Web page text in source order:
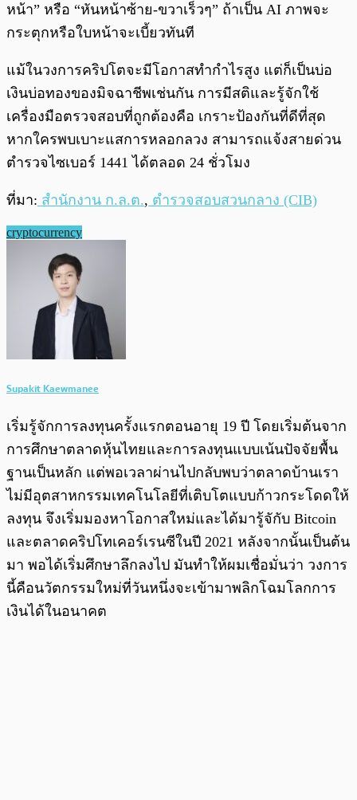
หน้า” หรือ “หันหน้าซ้าย-ขวาเร็วๆ” ถ้าเป็น AI ภาพจะ
กระตุกหรือใบหน้าจะเบี้ยวทันที
แม้ในวงการคริปโตจะมีโอกาสทำกำไรสูง แต่ก็เป็นบ่อ
เงินบ่อทองของมิจฉาชีพเช่นกัน การมีสติและรู้จักใช้
เครื่องมือตรวจสอบที่ถูกต้องคือ เกราะป้องกันที่ดีที่สุด
หากใครพบเบาะแสการหลอกลวง สามารถแจ้งสายด่วน
ตำรวจไซเบอร์ 1441 ได้ตลอด 24 ชั่วโมง
ที่มา: สำนักงาน ก.ล.ต., ตำรวจสอบสวนกลาง (CIB)
cryptocurrency
Supakit Kaewmanee
เริ่มรู้จักการลงทุนครั้งแรกตอนอายุ 19 ปี โดยเริ่มต้นจาก
การศึกษาตลาดหุ้นไทยและการลงทุนแบบเน้นปัจจัยพื้น
ฐานเป็นหลัก แต่พอเวลาผ่านไปกลับพบว่าตลาดบ้านเรา
ไม่มีอุตสาหกรรมเทคโนโลยีที่เติบโตแบบก้าวกระโดดให้
ลงทุน จึงเริ่มมองหาโอกาสใหม่และได้มารู้จักับ Bitcoin
และตลาดคริปโทเคอร์เรนซีในปี 2021 หลังจากนั้นเป็นต้น
มา พอได้เริ่มศึกษาลึกลงไป มันทำให้ผมเชื่อมั่นว่า วงการ
นี้คือนวัตกรรมใหม่ที่วันหนึ่งจะเข้ามาพลิกโฉมโลกการ
เงินได้ในอนาคต